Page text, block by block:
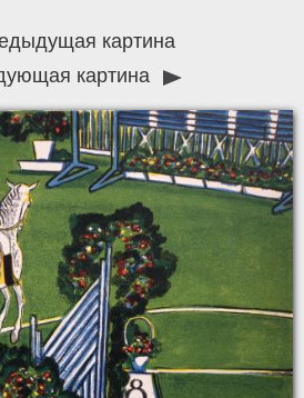
картина
картина